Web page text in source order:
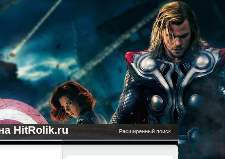
Расширенный поиск
HitRolik.ru